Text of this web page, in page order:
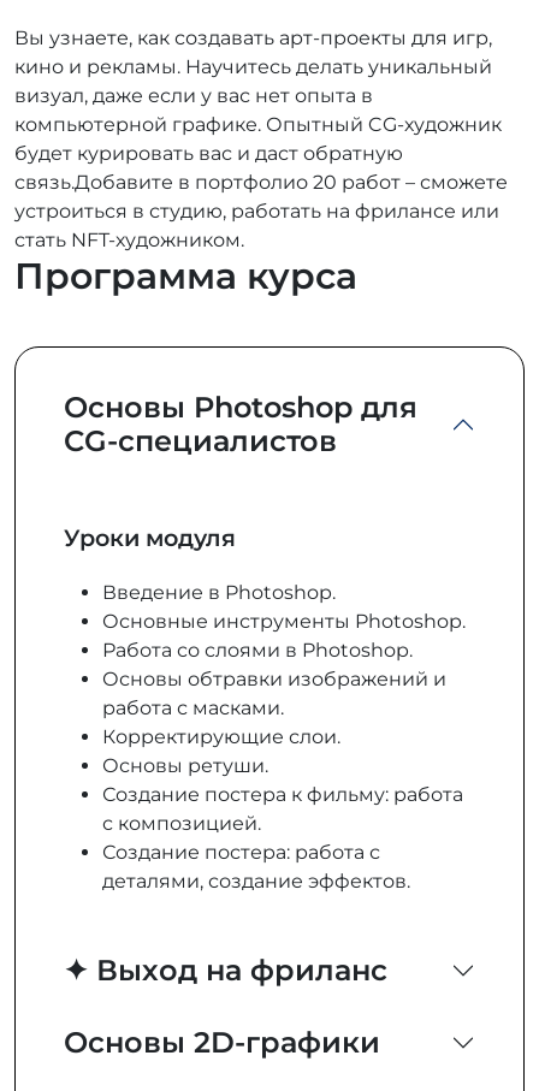
Вы узнаете, как создавать арт-проекты для игр,
кино и рекламы. Научитесь делать уникальный
визуал, даже если у вас нет опыта в
компьютерной графике. Опытный CG-художник
будет курировать вас и даст обратную
связь.Добавите в портфолио 20 работ – сможете
устроиться в студию, работать на фрилансе или
стать NFT-художником.
Программа курса
Основы Photoshop для
CG-специалистов
Уроки модуля
Введение в Photoshop.
Основные инструменты Photoshop.
Работа со слоями в Photoshop.
Основы обтравки изображений и
работа с масками.
Корректирующие слои.
Основы ретуши.
Создание постера к фильму: работа
с композицией.
Создание постера: работа с
деталями, создание эффектов.
✦ Выход на фриланс
Основы 2D-графики